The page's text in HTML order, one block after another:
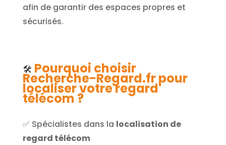
afin de garantir des espaces propres et
sécurisés.
🛠️ Pourquoi choisir
Recherche-Regard.fr pour
localiser votre regard
télécom ?
✅ Spécialistes dans la localisation de
regard télécom